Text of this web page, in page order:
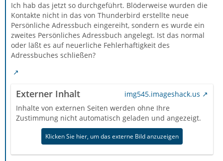
Ich hab das jetzt so durchgeführt. Blöderweise wurden die
Kontakte nicht in das von Thunderbird erstellte neue
Persönliche Adressbuch eingereiht, sondern es wurde ein
zweites Persönliches Adressbuch angelegt. Ist das normal
oder läßt es auf neuerliche Fehlerhaftigkeit des
Adressbuches schließen?
Externer Inhalt
img545.imageshack.us
Inhalte von externen Seiten werden ohne Ihre
Zustimmung nicht automatisch geladen und angezeigt.
Klicken Sie hier, um das externe Bild anzuzeigen